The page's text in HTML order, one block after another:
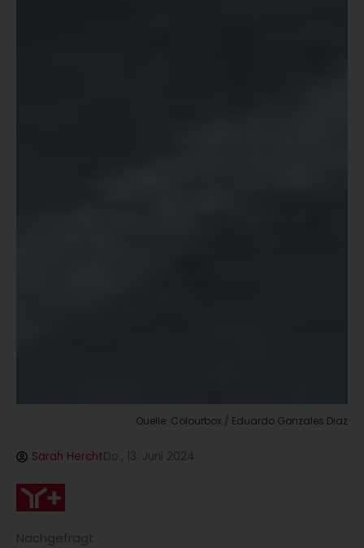
Quelle: Colourbox / Eduardo Gonzales Diaz
Sarah HerchtDo., 13. Juni 2024
Nachgefragt